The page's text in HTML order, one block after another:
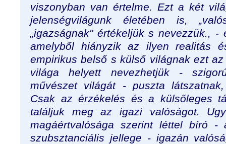
viszonyban van értelme. Ezt a két
jelenségvilágunk életében is,
„igazságnak" értékeljük s nevezzük., -
amelyből hiányzik az ilyen realitás
empirikus belső s külső világnak ezt
világa helyett nevezhetjük -
művészet világát - puszta
Csak az érzékelés és a külsőleges
találjuk meg az igazi valóságot.
magáértvalósága szerint léttel bíró
szubsztanciális jellege - igazán